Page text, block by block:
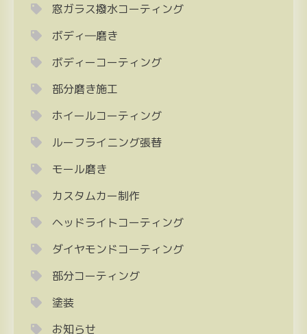
窓ガラス撥水コーティング
ボディ―磨き
ボディーコーティング
部分磨き施工
ホイールコーティング
ルーフライニング張替
モール磨き
カスタムカー制作
ヘッドライトコーティング
ダイヤモンドコーティング
部分コーティング
塗装
お知らせ